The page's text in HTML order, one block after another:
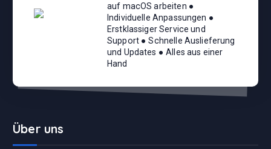
auf macOS arbeiten ●
Individuelle Anpassungen ●
Erstklassiger Service und
Support ● Schnelle Auslieferung
und Updates ● Alles aus einer
Hand
Über uns